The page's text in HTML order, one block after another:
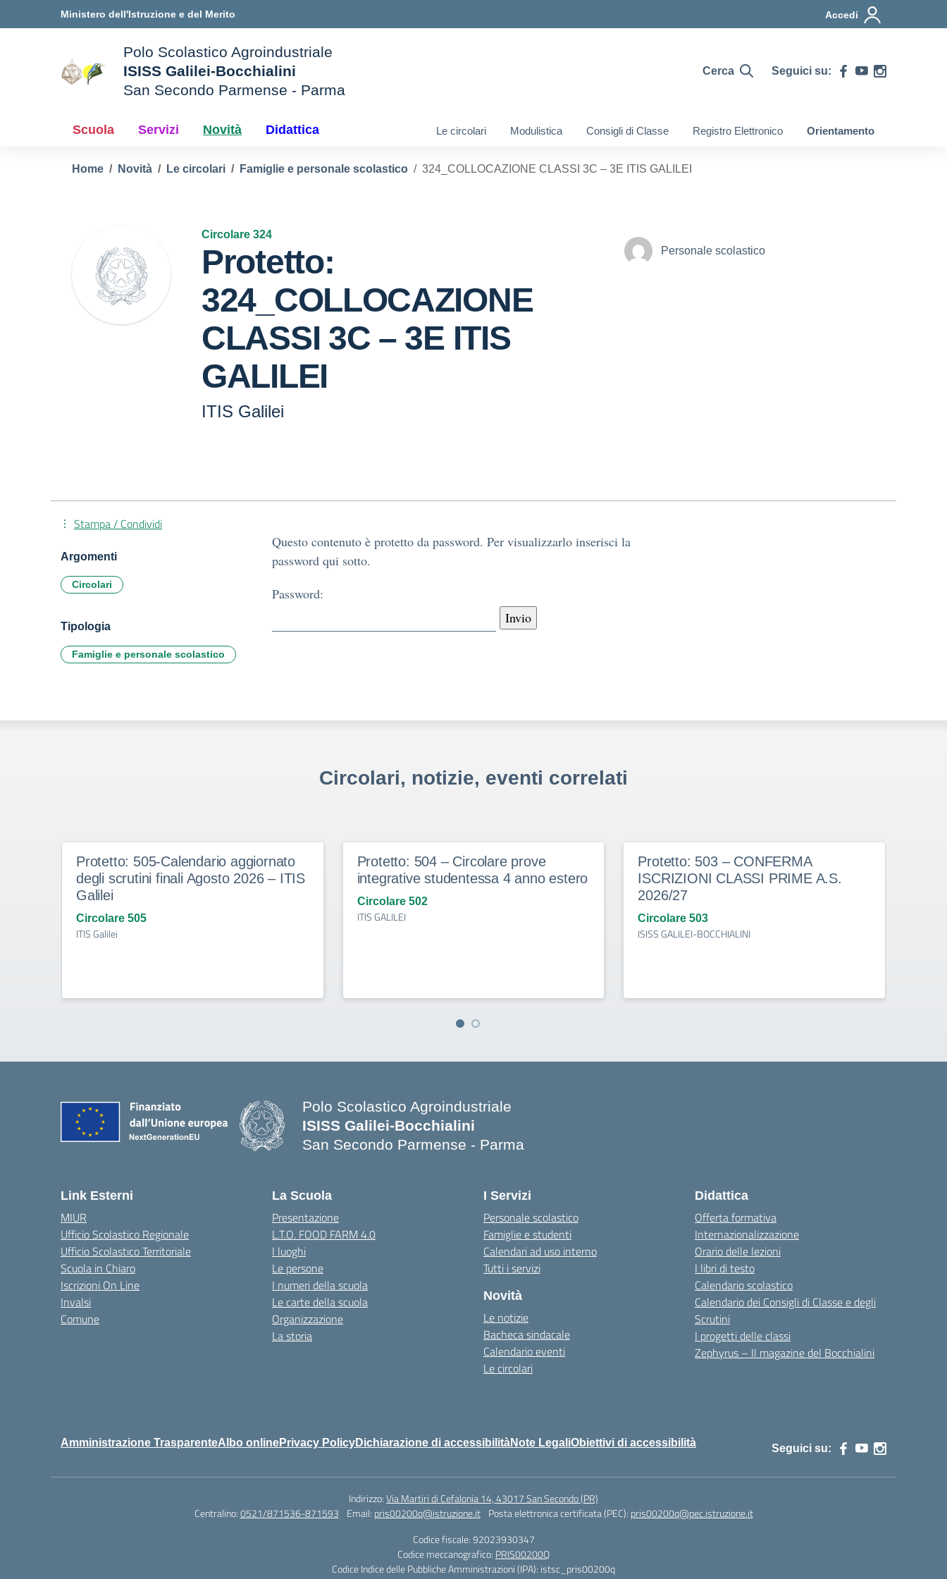
Vai ai contenuti
Vai al menu di navigazioneMinistero dell'Istruzione e del Merito Accedi
Polo Scolastico Agroindustriale
ISISS Galilei-Bocchialini
San Secondo Parmense - Parma
Cerca Seguici su:
Scuola Servizi Novità Didattica Le circolari Modulistica Consigli di Classe Registro Elettronico Orientamento
Home Novità Le circolari Famiglie e personale scolastico 324_COLLOCAZIONE CLASSI 3C – 3E ITIS GALILEI
Circolare 324
Protetto:
324_COLLOCAZIONE
CLASSI 3C – 3E ITIS
GALILEI
ITIS Galilei
Personale scolastico
Questo contenuto è protetto da password. Per visualizzarlo inserisci la
password qui sotto.
Password:
Stampa / Condividi
Argomenti
Circolari
Tipologia
Famiglie e personale scolastico
Circolari, notizie, eventi correlati
Protetto: 505-Calendario aggiornato
degli scrutini finali Agosto 2026 – ITIS
Galilei
Circolare 505
ITIS Galilei
Protetto: 504 – Circolare prove
integrative studentessa 4 anno estero
Circolare 502
ITIS GALILEI
Protetto: 503 – CONFERMA
ISCRIZIONI CLASSI PRIME A.S.
2026/27
Circolare 503
ISISS GALILEI-BOCCHIALINI
Polo Scolastico Agroindustriale
ISISS Galilei-Bocchialini
San Secondo Parmense - Parma
Link Esterni
MIUR
Ufficio Scolastico Regionale
Ufficio Scolastico Territoriale
Scuola in Chiaro
Iscrizioni On Line
Invalsi
Comune
La Scuola
Presentazione
L.T.O. FOOD FARM 4.0
I luoghi
Le persone
I numeri della scuola
Le carte della scuola
Organizzazione
La storia
I Servizi
Personale scolastico
Famiglie e studenti
Calendari ad uso interno
Tutti i servizi
Novità
Le notizie
Bacheca sindacale
Calendario eventi
Le circolari
Didattica
Offerta formativa
Internazionalizzazione
Orario delle lezioni
I libri di testo
Calendario scolastico
Calendario dei Consigli di Classe e degli
Scrutini
I progetti delle classi
Zephyrus – Il magazine del Bocchialini
Amministrazione TrasparenteAlbo onlinePrivacy PolicyDichiarazione di accessibilitàNote LegaliObiettivi di accessibilità Seguici su:
Indirizzo:Via Martiri di Cefalonia 14, 43017 San Secondo (PR)
Centralino:0521/871536-871593 Email: pris00200q@istruzione.it Posta elettronica certificata (PEC): pris00200q@pec.istruzione.it
Codice fiscale: 92023930347
Codice meccanografico: PRIS00200Q
Codice Indice delle Pubbliche Amministrazioni (IPA): istsc_pris00200q